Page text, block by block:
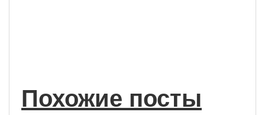
Похожие посты